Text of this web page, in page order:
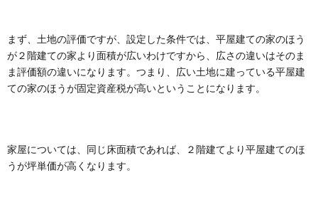
まず、土地の評価ですが、設定した条件では、平屋建ての家のほう
が２階建ての家より面積が広いわけですから、広さの違いはそのま
ま評価額の違いになります。つまり、広い土地に建っている平屋建
ての家のほうが固定資産税が高いということになります。
家屋については、同じ床面積であれば、２階建てより平屋建てのほ
うが坪単価が高くなります。